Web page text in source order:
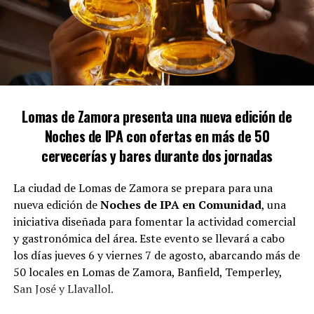
ruido con motores y martillos casi a diario», agregó.
Medidas cautelares y protección
La mujer cuenta con una medida cautelar que ha sido
renovada en tres ocasiones, pero expresó su
descontento con la respuesta de las fuerzas de
seguridad cuando ha solicitado asistencia. «Al llamar al
911, les muestro la medida cautelar y, a pesar de ello, no
toman las acciones necesarias, dejándome
desprotegida», criticó.
Gloria también cuestionó la efectividad de la aplicación
Alerta Lomas y mencionó que la protección asignada
nunca se implementó adecuadamente. A pesar de las
denuncias por posibles irregularidades en la propiedad
Lomas de Zamora presenta una nueva edición de
Noches de IPA con ofertas en más de 50
cervecerías y bares durante dos jornadas
La ciudad de Lomas de Zamora se prepara para una
nueva edición deNoches de IPA en Comunidad, una
iniciativa diseñada para fomentar la actividad comercial
y gastronómica del área. Este evento se llevará a cabo
los días jueves 6 y viernes 7 de agosto, abarcando más de
50 locales en Lomas de Zamora, Banfield, Temperley,
San José y Llavallol.